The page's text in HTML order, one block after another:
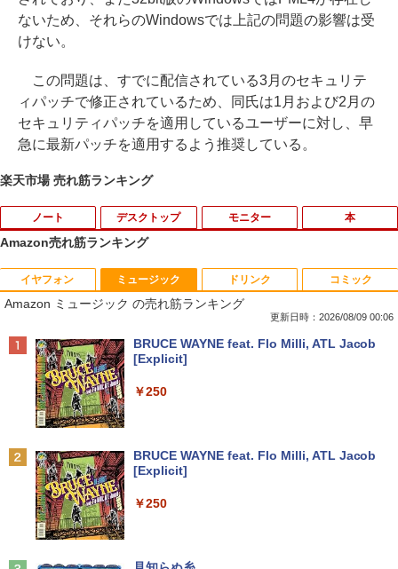
ないため、それらのWindowsでは上記の問題の影響は受
けない。
この問題は、すでに配信されている3月のセキュリテ
ィパッチで修正されているため、同氏は1月および2月の
セキュリティパッチを適用しているユーザーに対し、早
急に最新パッチを適用するよう推奨している。
楽天市場 売れ筋ランキング
ノート
1
【中古】Apple アップル 純正 Magic Tra
ckpad2 MJ2R2J/A マジック トラックパ
ッド2 タッチパッド A1535 バッテリー内
降 中古
2
CF-SZ6RDQVS | Windows11 | ノートP
C | 一年保証 | 第7世代 | Core i5 7300U
6GB(M.2 SATA) | DVDマルチ | 無線LAN:
デスクトップ
1
【マラソン限定30%OFF】中古 HP ProD
esk 400 G5 DM 6GE69AV Core i3 9100
T 第9世代CPU メモリ8GB SSD128GB
クトップパソコン【CA】 中古デスクト
ップPC 中古デスクトップパソコン 中古
スクトップ
研究所） BA6(Benny A6) Windows11 C
モニター
1
HP フレームレス モニター 23.8インチ P
24v G4 IPSパネル フルHD HDMI VGA 中
￥7,700
グモニター サブモニター FHD WQHD ブ
ルーライト軽減 フリッカーフリー HDMI
ズ
本
1
杖と剣のウィストリア（16） 【電子書
籍】[ 大森藤ノ ]
￥594
￥19,500
Amazon売れ筋ランキング
イヤフォン
Anker Soundcore P42i (Bluetooth 6.1)【完
全ワイヤレスイヤホン/ウルトラノイズキャン
間再生 / コンパクト形状/持ち運びに便利 / IP5
￥9,990
Anker Soundcore P31i ピンク
ミュージック
Amazon ミュージック の売れ筋ランキング
更新日時：2026/08/09 00:06
BRUCE WAYNE feat. Flo Milli, ATL Jacob
[Explicit]
￥250
BRUCE WAYNE feat. Flo Milli, ATL Jacob
[Explicit]
￥250
ドリンク コミック